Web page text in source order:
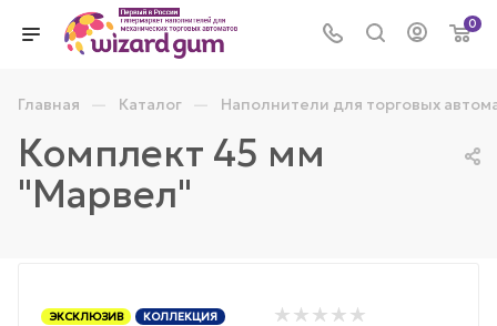
0
Главная — Каталог — Наполнители для торговых
Комплект 45 мм
"Марвел"
ЭКСКЛЮЗИВ КОЛЛЕКЦИЯ